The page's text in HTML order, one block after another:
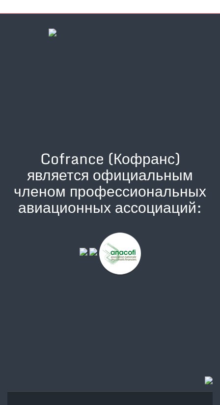
Cofrance (Кофранс)
является официальным
членом профессиональных
авиационных ассоциаций: